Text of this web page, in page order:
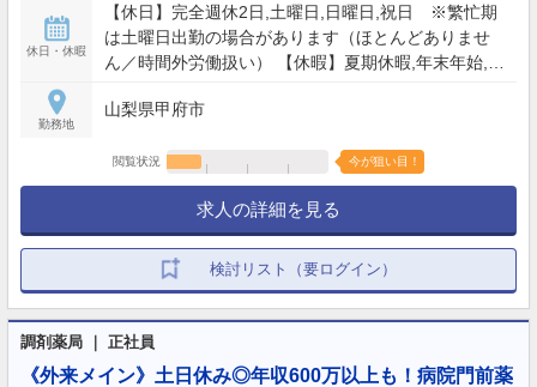
休日・休暇
【休日】完全週休2日,土曜日,日曜日,祝日 ※繁忙期
は土曜日出勤の場合があります（ほとんどありませ
ん／時間外労働扱い） 【休暇】夏期休暇,年末年始,年
勤務地
山梨県甲府市
閲覧状況 今が狙い目！
求人の詳細を見る
検討リスト（要ログイン）
調剤薬局 ｜ 正社員
《外来メイン》土日休み◎年収600万以上も！病院門前薬